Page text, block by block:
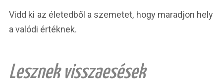
Vidd ki az életedből a szemetet, hogy maradjon hely
a valódi értéknek.
Lesznek visszaesések